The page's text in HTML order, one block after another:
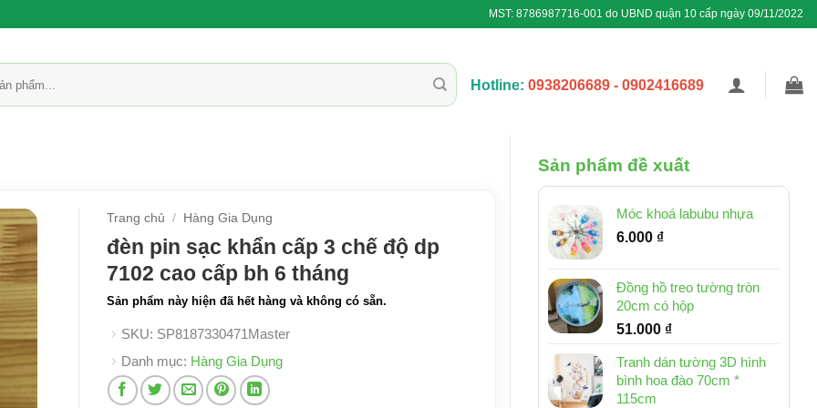
MST: 8786987716-001 do UBND quận 10 cấp ngày 09/11/2022
Hotline: 0938206689 - 0902416689
Sản phẩm đề xuất
Móc khoá labubu nhựa
6.000 ₫
Đồng hồ treo tường tròn
20cm có hộp
51.000 ₫
Tranh dán tường 3D hình
bình hoa đào 70cm *
115cm
Trang chủ / Hàng Gia Dụng
đèn pin sạc khẩn cấp 3 chế độ dp
7102 cao cấp bh 6 tháng
Sản phẩm này hiện đã hết hàng và không có sẵn.
SKU: SP8187330471Master
Danh mục: Hàng Gia Dụng